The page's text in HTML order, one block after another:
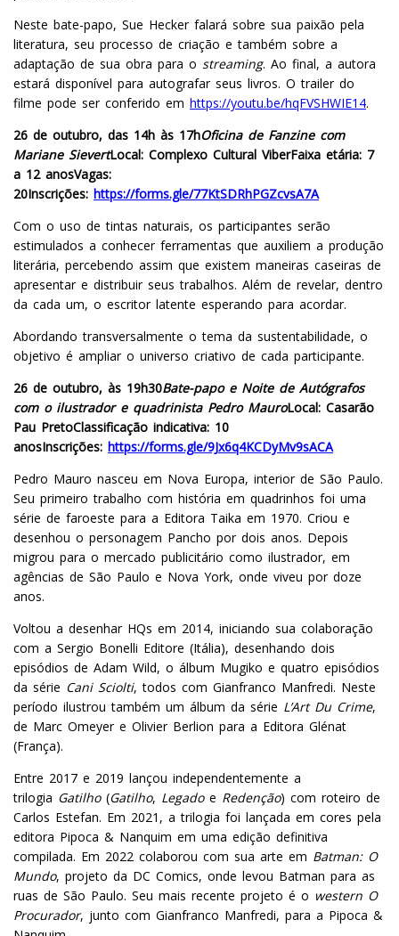
Neste bate-papo, Sue Hecker falará sobre sua paixão pela
literatura, seu processo de criação e também sobre a
adaptação de sua obra para o streaming. Ao final, a autora
estará disponível para autografar seus livros. O trailer do
filme pode ser conferido em https://youtu.be/hqFVSHWIE14.
26 de outubro, das 14h às 17hOficina de Fanzine com
Mariane SievertLocal: Complexo Cultural ViberFaixa etária: 7
a 12 anosVagas:
20Inscrições: https://forms.gle/77KtSDRhPGZcvsA7A
Com o uso de tintas naturais, os participantes serão
estimulados a conhecer ferramentas que auxiliem a produção
literária, percebendo assim que existem maneiras caseiras de
apresentar e distribuir seus trabalhos. Além de revelar, dentro
da cada um, o escritor latente esperando para acordar.
Abordando transversalmente o tema da sustentabilidade, o
objetivo é ampliar o universo criativo de cada participante.
26 de outubro, às 19h30Bate-papo e Noite de Autógrafos
com o ilustrador e quadrinista Pedro MauroLocal: Casarão
Pau PretoClassificação indicativa: 10
anosInscrições: https://forms.gle/9Jx6q4KCDyMv9sACA
Pedro Mauro nasceu em Nova Europa, interior de São Paulo.
Seu primeiro trabalho com história em quadrinhos foi uma
série de faroeste para a Editora Taika em 1970. Criou e
desenhou o personagem Pancho por dois anos. Depois
migrou para o mercado publicitário como ilustrador, em
agências de São Paulo e Nova York, onde viveu por doze
anos.
Voltou a desenhar HQs em 2014, iniciando sua colaboração
com a Sergio Bonelli Editore (Itália), desenhando dois
episódios de Adam Wild, o álbum Mugiko e quatro episódios
da série Cani Sciolti, todos com Gianfranco Manfredi. Neste
período ilustrou também um álbum da série L’Art Du Crime,
de Marc Omeyer e Olivier Berlion para a Editora Glénat
(França).
Entre 2017 e 2019 lançou independentemente a
trilogia Gatilho(Gatilho, Legadoe Redenção) com roteiro de
Carlos Estefan. Em 2021, a trilogia foi lançada em cores pela
editora Pipoca & Nanquim em uma edição definitiva
compilada. Em 2022 colaborou com sua arte em Batman: O
Mundo, projeto da DC Comics, onde levou Batman para as
ruas de São Paulo. Seu mais recente projeto é o western O
Procurador, junto com Gianfranco Manfredi, para a Pipoca &